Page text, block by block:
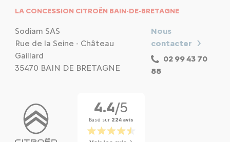
LA CONCESSION CITROËN BAIN-DE-BRETAGNE
Sodiam SAS
Rue de la Seine - Château
Gaillard
35470 BAIN DE BRETAGNE
Nous
contacter
02 99 43 70
88
4.4/5
Basé sur 224 avis